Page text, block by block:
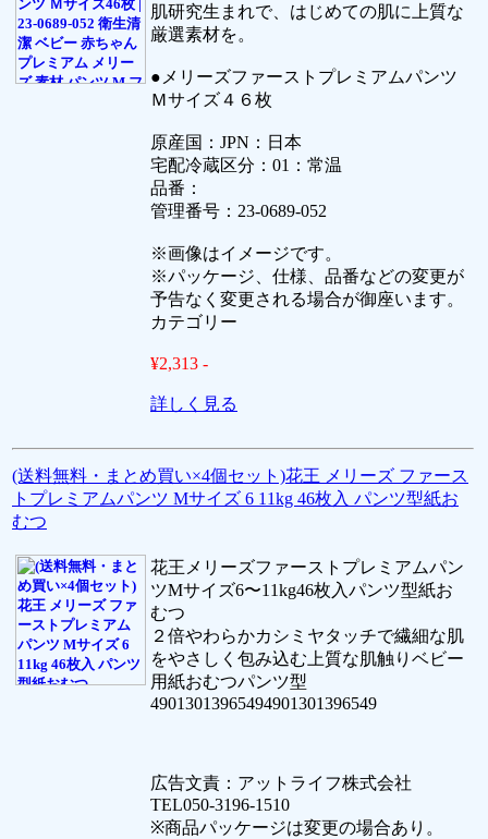
肌研究生まれで、はじめての肌に上質な
厳選素材を。
●メリーズファーストプレミアムパンツ
Ｍサイズ４６枚
原産国：JPN：日本
宅配冷蔵区分：01：常温
品番：
管理番号：23-0689-052
※画像はイメージです。
※パッケージ、仕様、品番などの変更が
予告なく変更される場合が御座います。
カテゴリー
¥2,313 -
詳しく見る
(送料無料・まとめ買い×4個セット)花王 メリーズ ファース
トプレミアムパンツ Mサイズ 6 11kg 46枚入 パンツ型紙お
むつ
花王メリーズファーストプレミアムパン
ツMサイズ6〜11kg46枚入パンツ型紙お
むつ
２倍やわらかカシミヤタッチで繊細な肌
をやさしく包み込む上質な肌触りベビー
用紙おむつパンツ型
49013013965494901301396549
広告文責：アットライフ株式会社
TEL050-3196-1510
※商品パッケージは変更の場合あり。